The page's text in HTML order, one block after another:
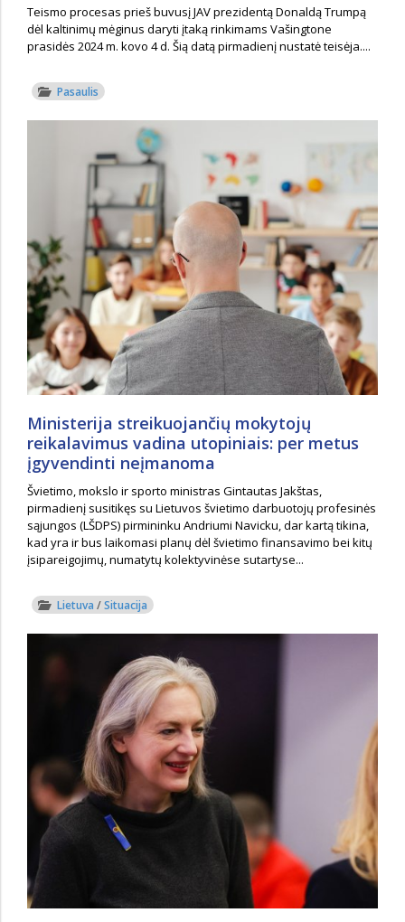
Teismo procesas prieš buvusį JAV prezidentą Donaldą Trumpą
dėl kaltinimų mėginus daryti įtaką rinkimams Vašingtone
prasidės 2024 m. kovo 4 d. Šią datą pirmadienį nustatė teisėja....
Pasaulis
Ministerija streikuojančių mokytojų
reikalavimus vadina utopiniais: per metus
įgyvendinti neįmanoma
Švietimo, mokslo ir sporto ministras Gintautas Jakštas,
pirmadienį susitikęs su Lietuvos švietimo darbuotojų profesinės
sąjungos (LŠDPS) pirmininku Andriumi Navicku, dar kartą tikina,
kad yra ir bus laikomasi planų dėl švietimo finansavimo bei kitų
įsipareigojimų, numatytų kolektyvinėse sutartyse...
Lietuva /Situacija